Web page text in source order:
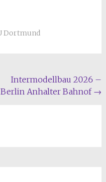
Dortmund
Intermodellbau 2026 –
Berlin Anhalter Bahnof →